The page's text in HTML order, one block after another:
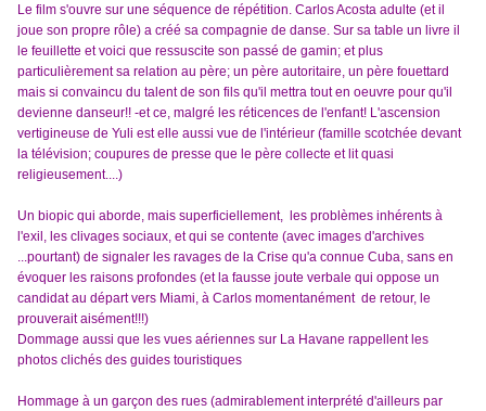
Le film s'ouvre sur une séquence de répétition. Carlos Acosta adulte (et il
joue son propre rôle) a créé sa compagnie de danse. Sur sa table un livre il
le feuillette et voici que ressuscite son passé de gamin; et plus
particulièrement sa relation au père; un père autoritaire, un père fouettard
mais si convaincu du talent de son fils qu'il mettra tout en oeuvre pour qu'il
devienne danseur!! -et ce, malgré les réticences de l'enfant! L'ascension
vertigineuse de Yuli est elle aussi vue de l'intérieur (famille scotchée devant
la télévision; coupures de presse que le père collecte et lit quasi
religieusement....)
Un biopic qui aborde, mais superficiellement, les problèmes inhérents à
l'exil, les clivages sociaux, et qui se contente (avec images d'archives
...pourtant) de signaler les ravages de la Crise qu'a connue Cuba, sans en
évoquer les raisons profondes (et la fausse joute verbale qui oppose un
candidat au départ vers Miami, à Carlos momentanément de retour, le
prouverait aisément!!!)
Dommage aussi que les vues aériennes sur La Havane rappellent les
photos clichés des guides touristiques
Hommage à un garçon des rues (admirablement interprété d'ailleurs par